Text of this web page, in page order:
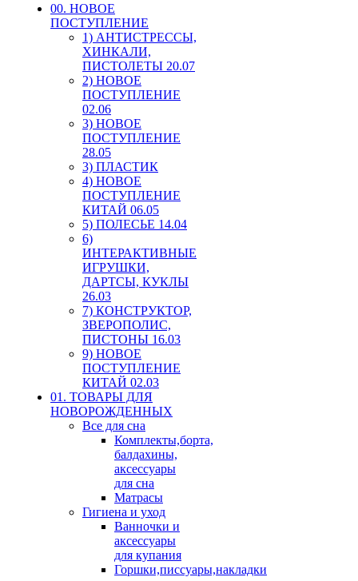
00. HОВОЕ
ПОСТУПЛЕНИЕ
1) АНТИСТРЕССЫ,
ХИНКАЛИ,
ПИСТОЛЕТЫ 20.07
2) НОВОЕ
ПОСТУПЛЕНИЕ
02.06
3) НОВОЕ
ПОСТУПЛЕНИЕ
28.05
3) ПЛАСТИК
4) НОВОЕ
ПОСТУПЛЕНИЕ
КИТАЙ 06.05
5) ПОЛЕСЬЕ 14.04
6)
ИНТЕРАКТИВНЫЕ
ИГРУШКИ,
ДАРТСЫ, КУКЛЫ
26.03
7) КОНСТРУКТОР,
ЗВЕРОПОЛИС,
ПИСТОНЫ 16.03
9) НОВОЕ
ПОСТУПЛЕНИЕ
КИТАЙ 02.03
01. ТОВАРЫ ДЛЯ
НОВОРОЖДЕННЫХ
Все для сна
Комплекты,борта,
балдахины,
аксессуары
для сна
Матрасы
Гигиена и уход
Ванночки и
аксессуары
для купания
Горшки,писсуары,накладки